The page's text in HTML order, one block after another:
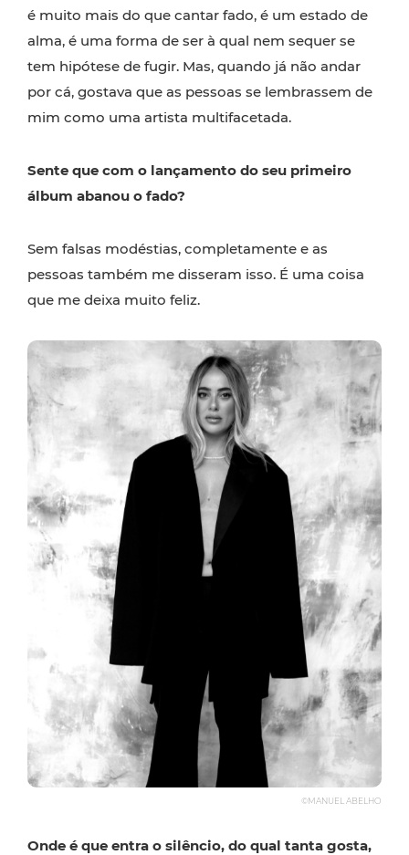
é muito mais do que cantar fado, é um estado de
alma, é uma forma de ser à qual nem sequer se
tem hipótese de fugir. Mas, quando já não andar
por cá, gostava que as pessoas se lembrassem de
mim como uma artista multifacetada.
Sente que com o lançamento do seu primeiro
álbum abanou o fado?
Sem falsas modéstias, completamente e as
pessoas também me disseram isso. É uma coisa
que me deixa muito feliz.
©MANUEL ABELHO
Onde é que entra o silêncio, do qual tanta gosta,